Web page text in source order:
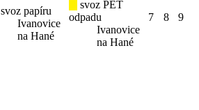
svoz papíru
Ivanovice
na Hané
svoz PET
odpadu
Ivanovice
na Hané
7 8 9